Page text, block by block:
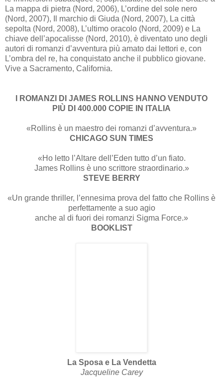
La mappa di pietra (Nord, 2006), L’ordine del sole nero
(Nord, 2007), Il marchio di Giuda (Nord, 2007), La città
sepolta (Nord, 2008), L’ultimo oracolo (Nord, 2009) e La
chiave dell’apocalisse (Nord, 2010), è diventato uno degli
autori di romanzi d’avventura più amato dai lettori e, con
L’ombra del re, ha conquistato anche il pubblico giovane.
Vive a Sacramento, California.
I ROMANZI DI JAMES ROLLINS HANNO VENDUTO
PIÙ DI 400.000 COPIE IN ITALIA
«Rollins è un maestro dei romanzi d’avventura.»
CHICAGO SUN TIMES
«Ho letto l’Altare dell’Eden tutto d’un fiato.
James Rollins è uno scrittore straordinario.»
STEVE BERRY
«Un grande thriller, l’ennesima prova del fatto che Rollins è
perfettamente a suo agio
anche al di fuori dei romanzi Sigma Force.»
BOOKLIST
La Sposa e La Vendetta
Jacqueline Carey